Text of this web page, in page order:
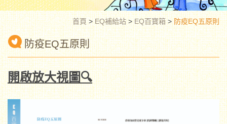
首頁>EQ補給站>EQ百寶箱>防疫EQ五原則
防疫EQ五原則
開啟放大視圖🔍